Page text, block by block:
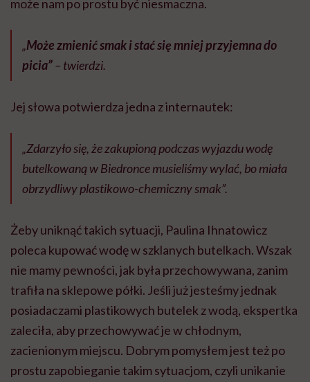
może nam po prostu być niesmaczna.
„Może zmienić smak i stać się mniej przyjemna do
picia”– twierdzi.
Jej słowa potwierdza jedna z internautek:
„Zdarzyło się, że zakupioną podczas wyjazdu wodę
butelkowaną w Biedronce musieliśmy wylać, bo miała
obrzydliwy plastikowo-chemiczny smak”.
Żeby uniknąć takich sytuacji, Paulina Ihnatowicz
poleca kupować wodę w szklanych butelkach. Wszak
nie mamy pewności, jak była przechowywana, zanim
trafiła na sklepowe półki. Jeśli już jesteśmy jednak
posiadaczami plastikowych butelek z wodą, ekspertka
zaleciła, aby przechowywać je w chłodnym,
zacienionym miejscu. Dobrym pomysłem jest też po
prostu zapobieganie takim sytuacjom, czyli unikanie